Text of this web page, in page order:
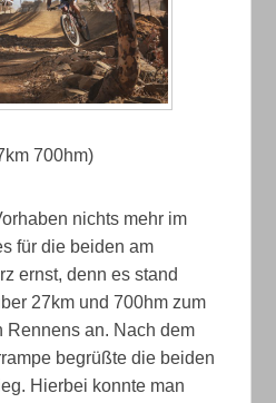
700hm)
nichts mehr im
für die beiden am
ernst, denn es stand
27km und 700hm zum
Rennens an. Nach dem
begrüßte die beiden
Hierbei konnte man